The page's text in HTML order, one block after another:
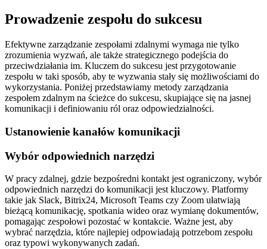
Prowadzenie zespołu do sukcesu
Efektywne zarządzanie zespołami zdalnymi wymaga nie tylko
zrozumienia wyzwań, ale także strategicznego podejścia do
przeciwdziałania im. Kluczem do sukcesu jest przygotowanie
zespołu w taki sposób, aby te wyzwania stały się możliwościami do
wykorzystania. Poniżej przedstawiamy metody zarządzania
zespołem zdalnym na ścieżce do sukcesu, skupiające się na jasnej
komunikacji i definiowaniu ról oraz odpowiedzialności.
Ustanowienie kanałów komunikacji
Wybór odpowiednich narzędzi
W pracy zdalnej, gdzie bezpośredni kontakt jest ograniczony, wybór
odpowiednich narzędzi do komunikacji jest kluczowy. Platformy
takie jak Slack, Bitrix24, Microsoft Teams czy Zoom ułatwiają
bieżącą komunikację, spotkania wideo oraz wymianę dokumentów,
pomagając zespołowi pozostać w kontakcie. Ważne jest, aby
wybrać narzędzia, które najlepiej odpowiadają potrzebom zespołu
oraz typowi wykonywanych zadań.